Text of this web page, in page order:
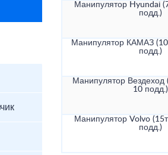
Манипулятор Hyundai
подд.)
Манипулятор КАМАЗ
подд.)
Манипулятор Вездеход
10 подд.)
Манипулятор Volvo
подд.)